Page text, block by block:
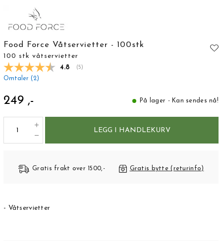
Food Force Våtservietter - 100stk
100 stk våtservietter
Gjennomsnittskarakter:
4.8 (stemmer:
5)
Omtaler (2)
249 ,- På lager - Kan sendes nå!
LEGG I HANDLEKURV
Gratis frakt over 1500,- Gratis bytte (returinfo)
- Våtservietter